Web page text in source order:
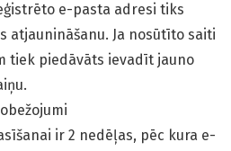
e-pasta adresi tiks
atjaunināšanu. Ja nosūtīto saiti
tiek piedāvāts ievadīt jauno
ir 2 nedēļas, pēc kura e-